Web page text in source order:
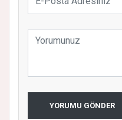
YORUMU GÖNDER